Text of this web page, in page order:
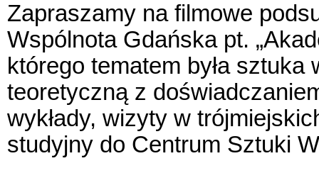
Zapraszamy na filmowe
Wspólnota Gdańska pt.
którego tematem była sztuka
teoretyczną z
wykłady, wizyty w
studyjny do Centrum Sztuki